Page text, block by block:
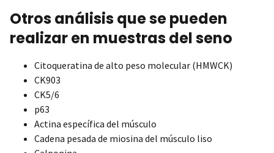
Otros análisis que se pueden
realizar en muestras del seno
Citoqueratina de alto peso molecular (HMWCK)
CK903
CK5/6
p63
Actina específica del músculo
Cadena pesada de miosina del músculo liso